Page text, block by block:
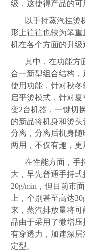
级，这使得产品的可
以手持蒸汽挂烫
形上往往也较为笨
机在各个方面的升级
其中，在功能方
合一新型组合结构
使用功能，针对秋
启平烫模式，针对
变2台机器，一键切
的新品将机身和烫
分离，分离后机身
两用，不仅有趣，更
在性能方面，手
大，早先普通手持
20g/min ，但目前市
上，个别甚至高达
来，蒸汽排放量将
品由于采用了微增
有穿透力，加速深
定型。